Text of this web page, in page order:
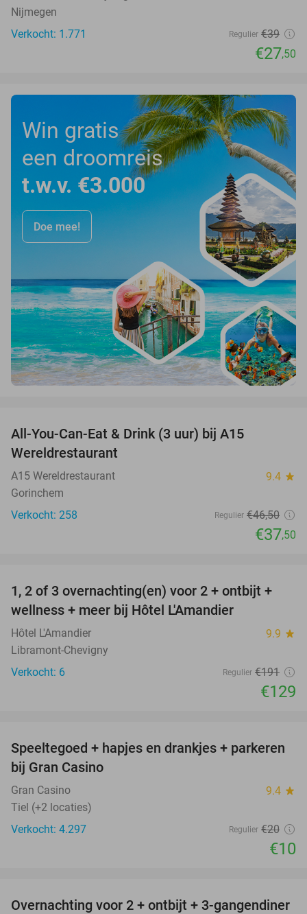
Nijmegen
Verkocht: 1.771
Regulier €39
€27,50
Win gratis
een droomreis
t.w.v. €3.000
Doe mee!
All-You-Can-Eat & Drink (3 uur) bij A15
Wereldrestaurant
A15 Wereldrestaurant 9.4 star
Gorinchem
Verkocht: 258
Regulier €46,50
€37,50
32%
TODAY
1, 2 of 3 overnachting(en) voor 2 + ontbijt +
wellness + meer bij Hôtel L'Amandier
Hôtel L'Amandier 9.9 star
Libramont-Chevigny
Verkocht: 6
Regulier €191
€129
50%
Speeltegoed + hapjes en drankjes + parkeren
bij Gran Casino
Gran Casino 9.4 star
Tiel (+2 locaties)
Verkocht: 4.297
Regulier €20
€10
Overnachting voor 2 + ontbijt + 3-gangendiner